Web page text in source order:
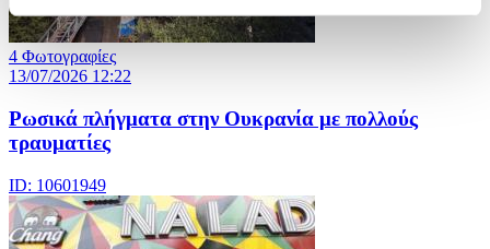
4 Φωτογραφίες
13/07/2026 12:22
Ρωσικά πλήγματα στην Ουκρανία με πολλούς
τραυματίες
ID: 10601949